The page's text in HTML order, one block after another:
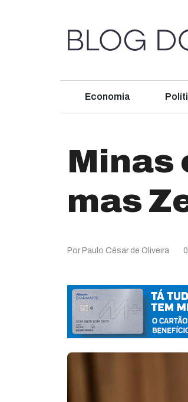
Economia
Minas
mas
Por Paulo César de Oliveira